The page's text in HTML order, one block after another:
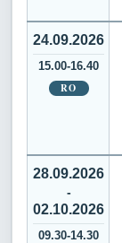
24.09.2026
15.00-16.40
RO
28.09.2026
-
02.10.2026
09.30-14.30